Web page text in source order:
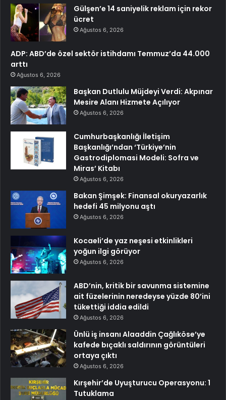
Gülşen’e 14 saniyelik reklam için rekor
ücret
Ağustos 6, 2026
ADP: ABD’de özel sektör istihdamı Temmuz’da 44.000
arttı
Ağustos 6, 2026
Başkan Dutlulu Müjdeyi Verdi: Akpınar
Mesire Alanı Hizmete Açılıyor
Ağustos 6, 2026
Cumhurbaşkanlığı İletişim
Başkanlığı’ndan ‘Türkiye’nin
Gastrodiplomasi Modeli: Sofra ve
Miras’ Kitabı
Ağustos 6, 2026
Bakan Şimşek: Finansal okuryazarlık
hedefi 45 milyonu aştı
Ağustos 6, 2026
Kocaeli’de yaz neşesi etkinlikleri
yoğun ilgi görüyor
Ağustos 6, 2026
ABD’nin, kritik bir savunma sistemine
ait füzelerinin neredeyse yüzde 80’ini
tükettiği iddia edildi
Ağustos 6, 2026
Ünlü iş insanı Alaaddin Çağlıköse’ye
kafede bıçaklı saldırının görüntüleri
ortaya çıktı
Ağustos 6, 2026
Kırşehir’de Uyuşturucu Operasyonu: 1
Tutuklama